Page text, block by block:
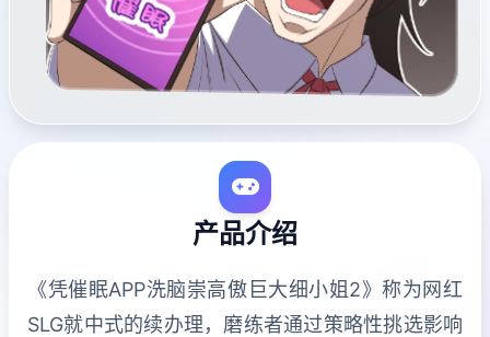
产品介绍
《凭催眠APP洗脑崇高傲巨大细小姐2》称为网红
SLG就中式的续办理，磨练者通过策略性挑选影响